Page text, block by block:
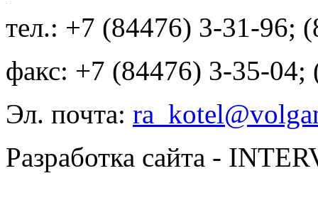
тел.: +7 (84476) 3-31-96;
факс: +7 (84476) 3-35-04;
Эл. почта:
Разработка сайта -